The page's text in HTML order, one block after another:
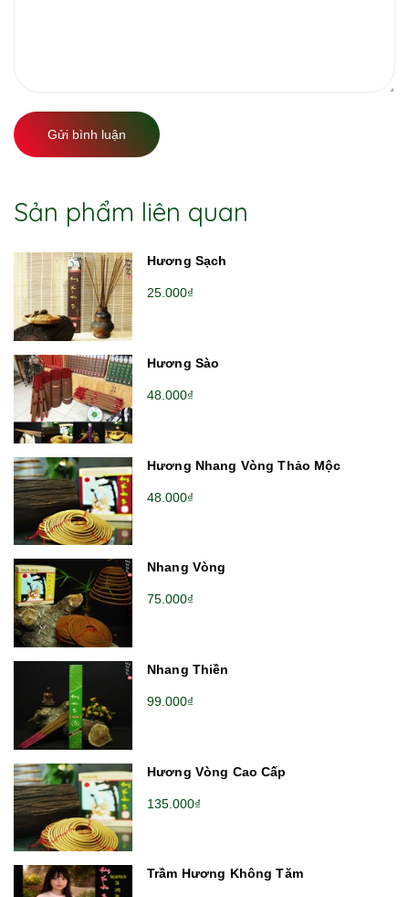
Gửi bình luận
Sản phẩm liên quan
Hương Sạch
25.000₫
Hương Sào
48.000₫
Hương Nhang Vòng Thảo Mộc
48.000₫
Nhang Vòng
75.000₫
Nhang Thiền
99.000₫
Hương Vòng Cao Cấp
135.000₫
Trầm Hương Không Tăm